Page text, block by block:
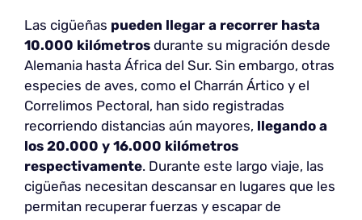
Las cigüeñas pueden llegar a recorrer hasta
10.000 kilómetros durante su migración desde
Alemania hasta África del Sur. Sin embargo, otras
especies de aves, como el Charrán Ártico y el
Correlimos Pectoral, han sido registradas
recorriendo distancias aún mayores, llegando a
los 20.000 y 16.000 kilómetros
respectivamente. Durante este largo viaje, las
cigüeñas necesitan descansar en lugares que les
permitan recuperar fuerzas y escapar de